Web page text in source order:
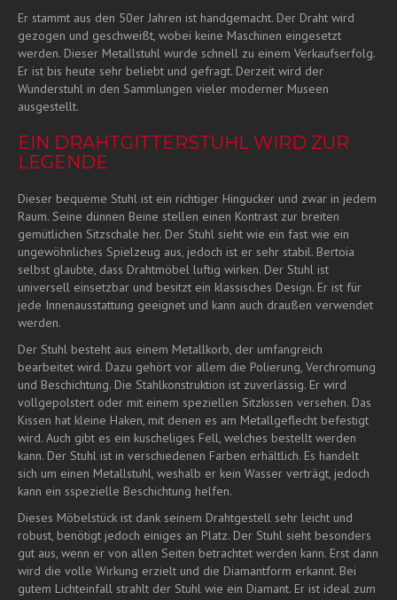
Er stammt aus den 50er Jahren ist handgemacht. Der Draht wird
gezogen und geschweißt, wobei keine Maschinen eingesetzt
werden. Dieser Metallstuhl wurde schnell zu einem Verkaufserfolg.
Er ist bis heute sehr beliebt und gefragt. Derzeit wird der
Wunderstuhl in den Sammlungen vieler moderner Museen
ausgestellt.
EIN DRAHTGITTERSTUHL WIRD ZUR
LEGENDE
Dieser bequeme Stuhl ist ein richtiger Hingucker und zwar in jedem
Raum. Seine dünnen Beine stellen einen Kontrast zur breiten
gemütlichen Sitzschale her. Der Stuhl sieht wie ein fast wie ein
ungewöhnliches Spielzeug aus, jedoch ist er sehr stabil. Bertoia
selbst glaubte, dass Drahtmöbel luftig wirken. Der Stuhl ist
universell einsetzbar und besitzt ein klassisches Design. Er ist für
jede Innenausstattung geeignet und kann auch draußen verwendet
werden.
Der Stuhl besteht aus einem Metallkorb, der umfangreich
bearbeitet wird. Dazu gehört vor allem die Polierung, Verchromung
und Beschichtung. Die Stahlkonstruktion ist zuverlässig. Er wird
vollgepolstert oder mit einem speziellen Sitzkissen versehen. Das
Kissen hat kleine Haken, mit denen es am Metallgeflecht befestigt
wird. Auch gibt es ein kuscheliges Fell, welches bestellt werden
kann. Der Stuhl ist in verschiedenen Farben erhältlich. Es handelt
sich um einen Metallstuhl, weshalb er kein Wasser verträgt, jedoch
kann ein sspezielle Beschichtung helfen.
Dieses Möbelstück ist dank seinem Drahtgestell sehr leicht und
robust, benötigt jedoch einiges an Platz. Der Stuhl sieht besonders
gut aus, wenn er von allen Seiten betrachtet werden kann. Erst dann
wird die volle Wirkung erzielt und die Diamantform erkannt. Bei
gutem Lichteinfall strahlt der Stuhl wie ein Diamant. Er ist ideal zum